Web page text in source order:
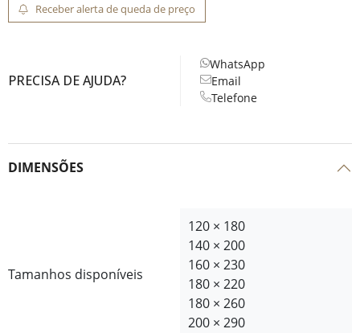
Receber alerta de queda de preço
PRECISA DE AJUDA?
WhatsApp
Email
Telefone
DIMENSÕES
Tamanhos disponíveis
120 × 180
140 × 200
160 × 230
180 × 220
180 × 260
200 × 290